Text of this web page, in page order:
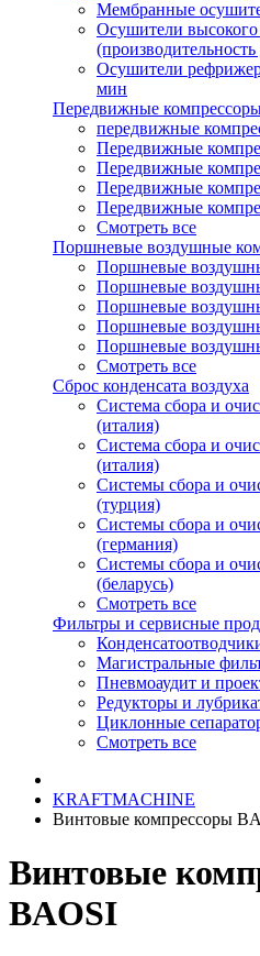
Мембранные
Осушители высокого
Осушители
мин
Передвижные
передвижные
Передвижные
Передвижные
Передвижные
Передвижные
Смотреть все
Поршневые воздушные
Поршневые
Поршневые
Поршневые
Поршневые
Поршневые
Смотреть все
Сброс конденсата воздуха
Система сбора и
(италия)
Система сбора и
(италия)
Системы сбора и
(турция)
Системы сбора и
(германия)
Системы сбора и
(беларусь)
Смотреть все
Фильтры и сервисные
Магистральные
Пневмоаудит и
Редукторы и
Циклонные
Смотреть все
KRAFTMACHINE
Винтовые компрессоры
Винтовые
BAOSI